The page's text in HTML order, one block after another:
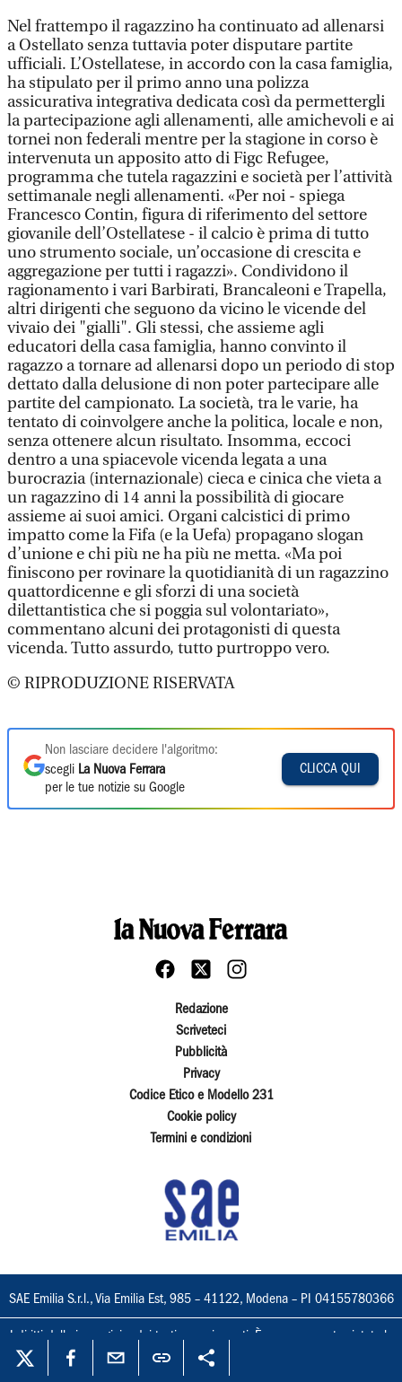
Nel frattempo il ragazzino ha continuato ad allenarsi
a Ostellato senza tuttavia poter disputare partite
ufficiali. L’Ostellatese, in accordo con la casa famiglia,
ha stipulato per il primo anno una polizza
assicurativa integrativa dedicata così da permettergli
la partecipazione agli allenamenti, alle amichevoli e ai
tornei non federali mentre per la stagione in corso è
intervenuta un apposito atto di Figc Refugee,
programma che tutela ragazzini e società per l’attività
settimanale negli allenamenti. «Per noi - spiega
Francesco Contin, figura di riferimento del settore
giovanile dell’Ostellatese - il calcio è prima di tutto
uno strumento sociale, un’occasione di crescita e
aggregazione per tutti i ragazzi». Condividono il
ragionamento i vari Barbirati, Brancaleoni e Trapella,
altri dirigenti che seguono da vicino le vicende del
vivaio dei "gialli". Gli stessi, che assieme agli
educatori della casa famiglia, hanno convinto il
ragazzo a tornare ad allenarsi dopo un periodo di stop
dettato dalla delusione di non poter partecipare alle
partite del campionato. La società, tra le varie, ha
tentato di coinvolgere anche la politica, locale e non,
senza ottenere alcun risultato. Insomma, eccoci
dentro a una spiacevole vicenda legata a una
burocrazia (internazionale) cieca e cinica che vieta a
un ragazzino di 14 anni la possibilità di giocare
assieme ai suoi amici. Organi calcistici di primo
impatto come la Fifa (e la Uefa) propagano slogan
d’unione e chi più ne ha più ne metta. «Ma poi
finiscono per rovinare la quotidianità di un ragazzino
quattordicenne e gli sforzi di una società
dilettantistica che si poggia sul volontariato»,
commentano alcuni dei protagonisti di questa
vicenda. Tutto assurdo, tutto purtroppo vero.
© RIPRODUZIONE RISERVATA
Non lasciare decidere l'algoritmo:
scegli La Nuova Ferrara
per le tue notizie su Google
CLICCA QUI
Redazione
Scriveteci
Pubblicità
Privacy
Codice Etico e Modello 231
Cookie policy
Termini e condizioni
SAE Emilia S.r.l., Via Emilia Est, 985 – 41122, Modena – PI 04155780366
I diritti delle immagini e dei testi sono riservati. È espressamente vietata la
loro riproduzione con qualsiasi mezzo e l'adattamento totale o parziale.